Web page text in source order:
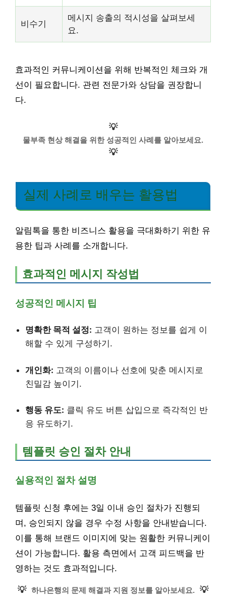
비수기
메시지 송출의 적시성을 살펴보세
요.
효과적인 커뮤니케이션을 위해 반복적인 체크와 개
선이 필요합니다. 관련 전문가와 상담을 권장합니
다.
💡
물부족 현상 해결을 위한 성공적인 사례를 알아보세요.
💡
실제 사례로 배우는 활용법
알림톡을 통한 비즈니스 활용을 극대화하기 위한 유
용한 팁과 사례를 소개합니다.
효과적인 메시지 작성법
성공적인 메시지 팁
명확한 목적 설정: 고객이 원하는 정보를 쉽게 이
해할 수 있게 구성하기.
개인화: 고객의 이름이나 선호에 맞춘 메시지로
친밀감 높이기.
행동 유도: 클릭 유도 버튼 삽입으로 즉각적인 반
응 유도하기.
템플릿 승인 절차 안내
실용적인 절차 설명
템플릿 신청 후에는 3일 이내 승인 절차가 진행되
며, 승인되지 않을 경우 수정 사항을 안내받습니다.
이를 통해 브랜드 이미지에 맞는 원활한 커뮤니케이
션이 가능합니다. 활용 측면에서 고객 피드백을 반
영하는 것도 효과적입니다.
💡 하나은행의 문제 해결과 지원 정보를 알아보세요. 💡